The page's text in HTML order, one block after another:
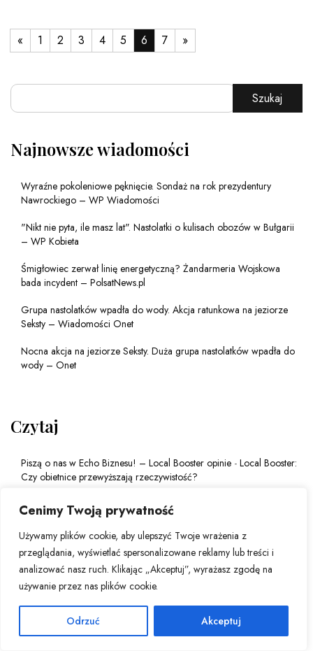
Cenimy Twoją prywatność
Używamy plików cookie, aby ulepszyć Twoje wrażenia z
przeglądania, wyświetlać spersonalizowane reklamy lub treści i
analizować nasz ruch. Klikając „Akceptuj”, wyrażasz zgodę na
używanie przez nas plików cookie.
Odrzuć Akceptuj
« 1 2 3 4 5 6 7 »
Szukaj
Najnowsze wiadomości
Wyraźne pokoleniowe pęknięcie. Sondaż na rok prezydentury
Nawrockiego – WP Wiadomości
"Nikt nie pyta, ile masz lat". Nastolatki o kulisach obozów w Bułgarii
– WP Kobieta
Śmigłowiec zerwał linię energetyczną? Żandarmeria Wojskowa
bada incydent – PolsatNews.pl
Grupa nastolatków wpadła do wody. Akcja ratunkowa na jeziorze
Seksty – Wiadomości Onet
Nocna akcja na jeziorze Seksty. Duża grupa nastolatków wpadła do
wody – Onet
Czytaj
Piszą o nas w Echo Biznesu! – Local Booster opinie - Local Booster:
Czy obietnice przewyższają rzeczywistość?
Zuza Stański-
Local Booster: Czy obietnice przewyższają
rzeczywistość?
Sztuczna inteligencja w małych i średnich przedsiębiorstwach: Jak AI
wspiera rozwój MŚP w 2025 roku? - Echo Biznesu -FastTony –
rewolucja w świecie reklamy na Facebooku
przedsiębiorstwach: Jak AI wspiera rozwój MŚP w 2025 roku?